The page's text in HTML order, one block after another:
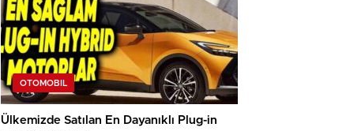
OTOMOBIL
Ülkemizde Satılan En Dayanıklı Plug-in